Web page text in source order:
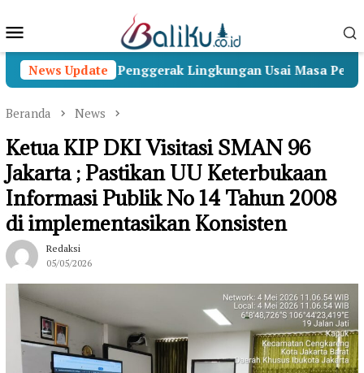
ke
Mobile
News Update
Penggerak Lingkungan Usai Masa Pengabdian
Beranda News
Ketua KIP DKI Visitasi SMAN 96
Jakarta ; Pastikan UU Keterbukaan
Informasi Publik No 14 Tahun 2008
di implementasikan Konsisten
Redaksi
05/05/2026